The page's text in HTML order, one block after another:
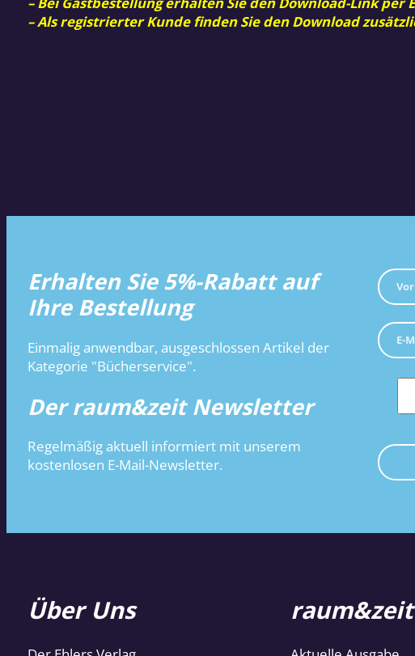
– Als registrierter Kunde finden Sie den Download
Erhalten Sie 5%-Rabatt auf
Ihre Bestellung
Einmalig anwendbar, ausgeschlossen Artikel der
Kategorie "Bücherservice".
Der raum&zeit Newsletter
Regelmäßig aktuell informiert mit unserem
kostenlosen E-Mail-Newsletter.
Über Uns